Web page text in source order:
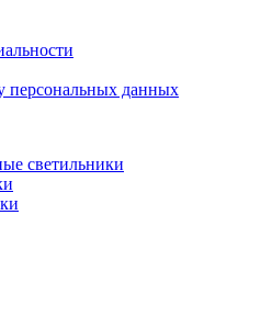
персональных данных
светильники